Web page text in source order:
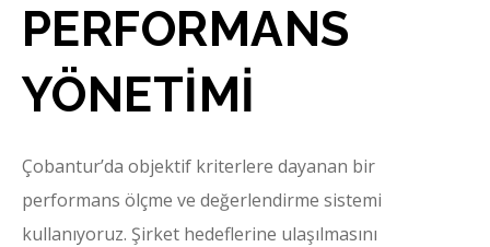
PERFORMANS
YÖNETİMİ
Çobantur’da objektif kriterlere dayanan bir
performans ölçme ve değerlendirme sistemi
kullanıyoruz. Şirket hedeflerine ulaşılmasını